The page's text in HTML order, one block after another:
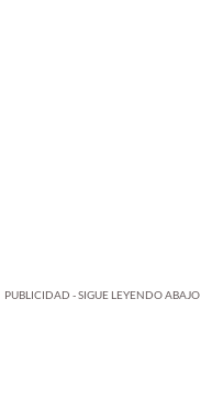
PUBLICIDAD - SIGUE LEYENDO ABAJO